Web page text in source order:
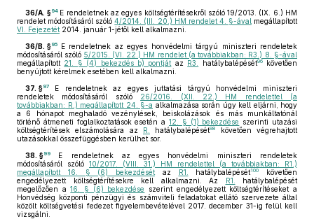
36/A. §94 E rendeletnek az egyes költségtérítésekről szóló 19/2013. (IX. 6.) HM
rendelet módosításáról szóló4/2014. (III. 20.) HM rendelet 4. §-ával megállapított
VI. Fejezetét 2014. január 1-jétől kell alkalmazni.
36/B. §95
E rendeletnek az egyes honvédelmi tárgyú miniszteri rendeletek
módosításáról szóló 5/2015. (VI. 22.) HM rendelet (a továbbiakban: R3.) 8. §-ával
megállapított 21. § (4) bekezdés b) pontját az R3. hatálybalépését96követően
benyújtott kérelmek esetében kell alkalmazni.
37. §97
E rendeletnek az egyes juttatási tárgyú honvédelmi miniszteri
rendeletek módosításáról szóló 26/2016. (XII. 22.) HM rendelettel (a
továbbiakban: R.) megállapított 24. §-a alkalmazása során úgy kell eljárni, hogy
a 6 hónapot meghaladó vezénylések, beiskolázások és más munkáltatónál
történő átmeneti foglalkoztatások esetén a 12. § (1) bekezdése szerinti utazási
költségtérítések elszámolására az R. hatálybalépését98
követően végrehajtott
utazásokkal összefüggésben kerülhet sor.
38. §99
E rendeletnek az egyes honvédelmi miniszteri rendeletek
módosításáról szóló 10/2017. (VIII. 31.) HM rendelettel (a továbbiakban: R1.)
megállapított 16. § (6) bekezdését az R1. hatálybalépését100
követően
engedélyezett költségtérítésekre kell alkalmazni. Az
R1.
hatálybalépését
megelőzően a16. § (6) bekezdése
szerint engedélyezett költségtérítéseket a
Honvédség központi pénzügyi és számviteli feladatokat ellátó szervezete által
közölt költségvetési fedezet figyelembevételével 2017. december 31-ig felül kell
vizsgálni.